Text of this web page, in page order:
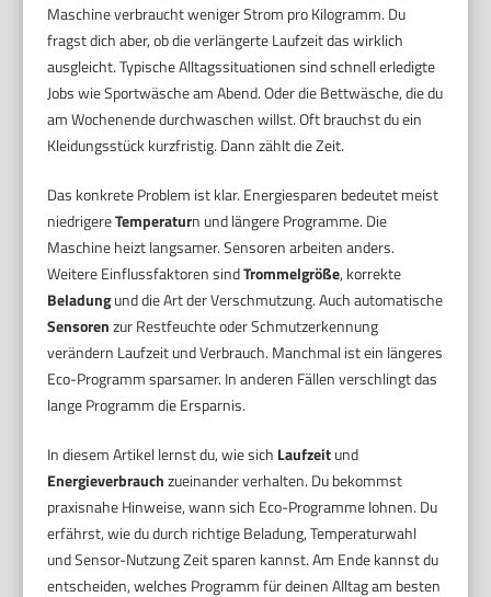
Maschine verbraucht weniger Strom pro Kilogramm. Du
fragst dich aber, ob die verlängerte Laufzeit das wirklich
ausgleicht. Typische Alltagssituationen sind schnell erledigte
Jobs wie Sportwäsche am Abend. Oder die Bettwäsche, die du
am Wochenende durchwaschen willst. Oft brauchst du ein
Kleidungsstück kurzfristig. Dann zählt die Zeit.
Das konkrete Problem ist klar. Energiesparen bedeutet meist
niedrigereTemperaturn und längere Programme. Die
Maschine heizt langsamer. Sensoren arbeiten anders.
Weitere Einflussfaktoren sindTrommelgröße, korrekte
Beladungund die Art der Verschmutzung. Auch automatische
Sensorenzur Restfeuchte oder Schmutzerkennung
verändern Laufzeit und Verbrauch. Manchmal ist ein längeres
Eco-Programm sparsamer. In anderen Fällen verschlingt das
lange Programm die Ersparnis.
In diesem Artikel lernst du, wie sich Laufzeitund
Energieverbrauchzueinander verhalten. Du bekommst
praxisnahe Hinweise, wann sich Eco-Programme lohnen. Du
erfährst, wie du durch richtige Beladung, Temperaturwahl
und Sensor-Nutzung Zeit sparen kannst. Am Ende kannst du
entscheiden, welches Programm für deinen Alltag am besten